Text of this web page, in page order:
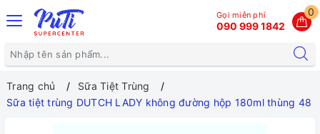
0
Gọi miễn phí
090 999 1842
Trang chủ
Sữa Tiệt Trùng
Sữa tiệt trùng DUTCH LADY không đường hộp 180ml thùng 48